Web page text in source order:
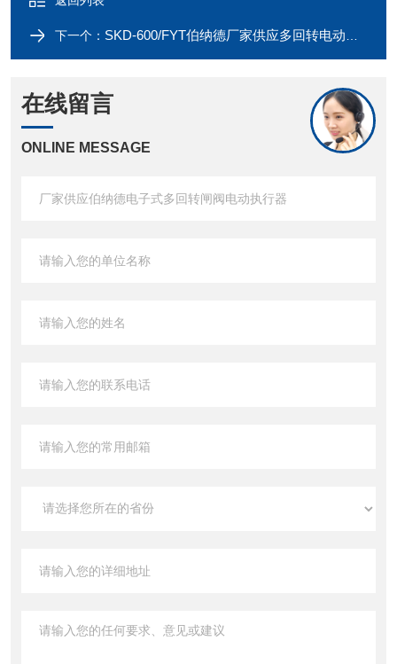
下一个： SKD-600/FYT伯纳德厂家供应多回转电动装置电动执行器
在线留言
ONLINE MESSAGE